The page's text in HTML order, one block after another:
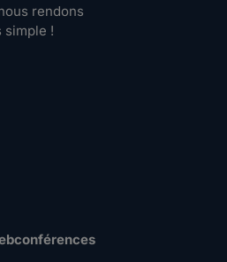
rendons
simple !